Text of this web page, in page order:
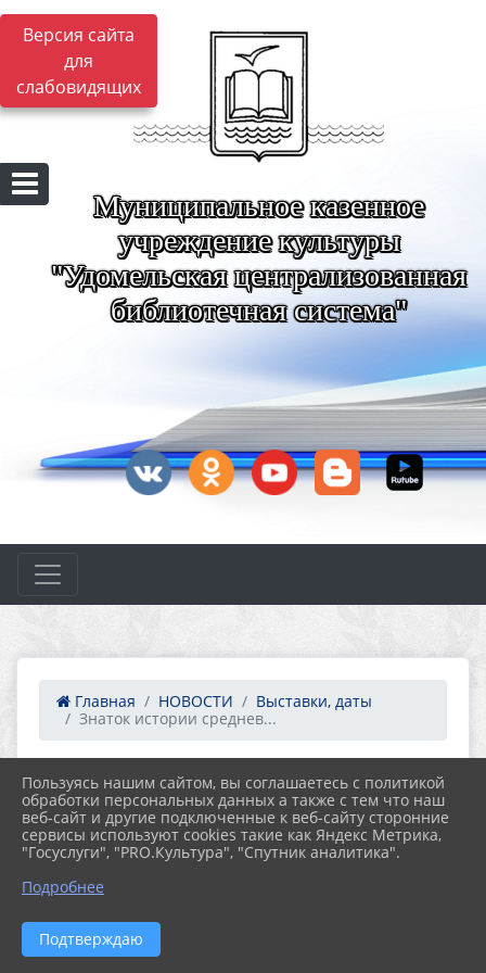
Версия сайта
для
слабовидящих
Муниципальное казенное
учреждение культуры
"Удомельская централизованная
библиотечная система"
Главная НОВОСТИ
Выставки, даты
Знаток истории среднев...
07.11.2022 09:26 51
ЗНАТОК ИСТОРИИ СРЕДНЕВЕКОВОЙ
РУСИ, 95 ЛЕТ СО ДНЯ РОЖДЕНИЯ
РУССКОГО СОВЕТСКОГО ПИСАТЕЛЯ
ДМИТРИЯ МИХАЙЛОВИЧА БАЛАШОВА
Пользуясь нашим сайтом, вы соглашаетесь с политикой
обработки персональных данных а также с тем что наш
веб-сайт и другие подключенные к веб-сайту сторонние
сервисы используют cookies такие как Яндекс Метрика,
"Госуслуги", "PRO.Культура", "Спутник аналитика".
Подробнее
Подтверждаю